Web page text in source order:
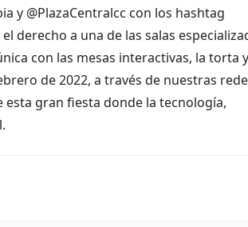
y @PlazaCentralcc con los hashtag
derecho a una de las salas
con las mesas interactivas, la torta y
de 2022, a través de nuestras
gran fiesta donde la tecnología,